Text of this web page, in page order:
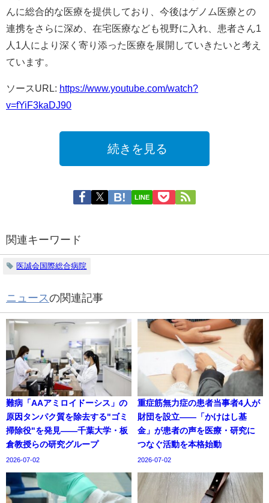
んに総合的な医療を提供しており、今後はゲノム医療との
連携をさらに深め、在宅医療なども視野に入れ、患者さん1
人1人により深く寄り添った医療を展開していきたいと考え
ています。​
ソースURL: https://www.youtube.com/watch?
v=fYiF3kaDJ90
続きを見る
LINE
関連キーワード
医誠会国際総合病院
ニュース の関連記事
難病「AAアミロイドーシス」の
原因タンパク質を除去する"ゴミ
掃除役"を発見——千葉大学・板
倉教授らの研究グループ
2026-07-02
重症筋無力症の患者当事者4人が
財団を設立——「かけはし基
金」が患者の声を医療・研究に
つなぐ活動を本格始動
2026-07-02